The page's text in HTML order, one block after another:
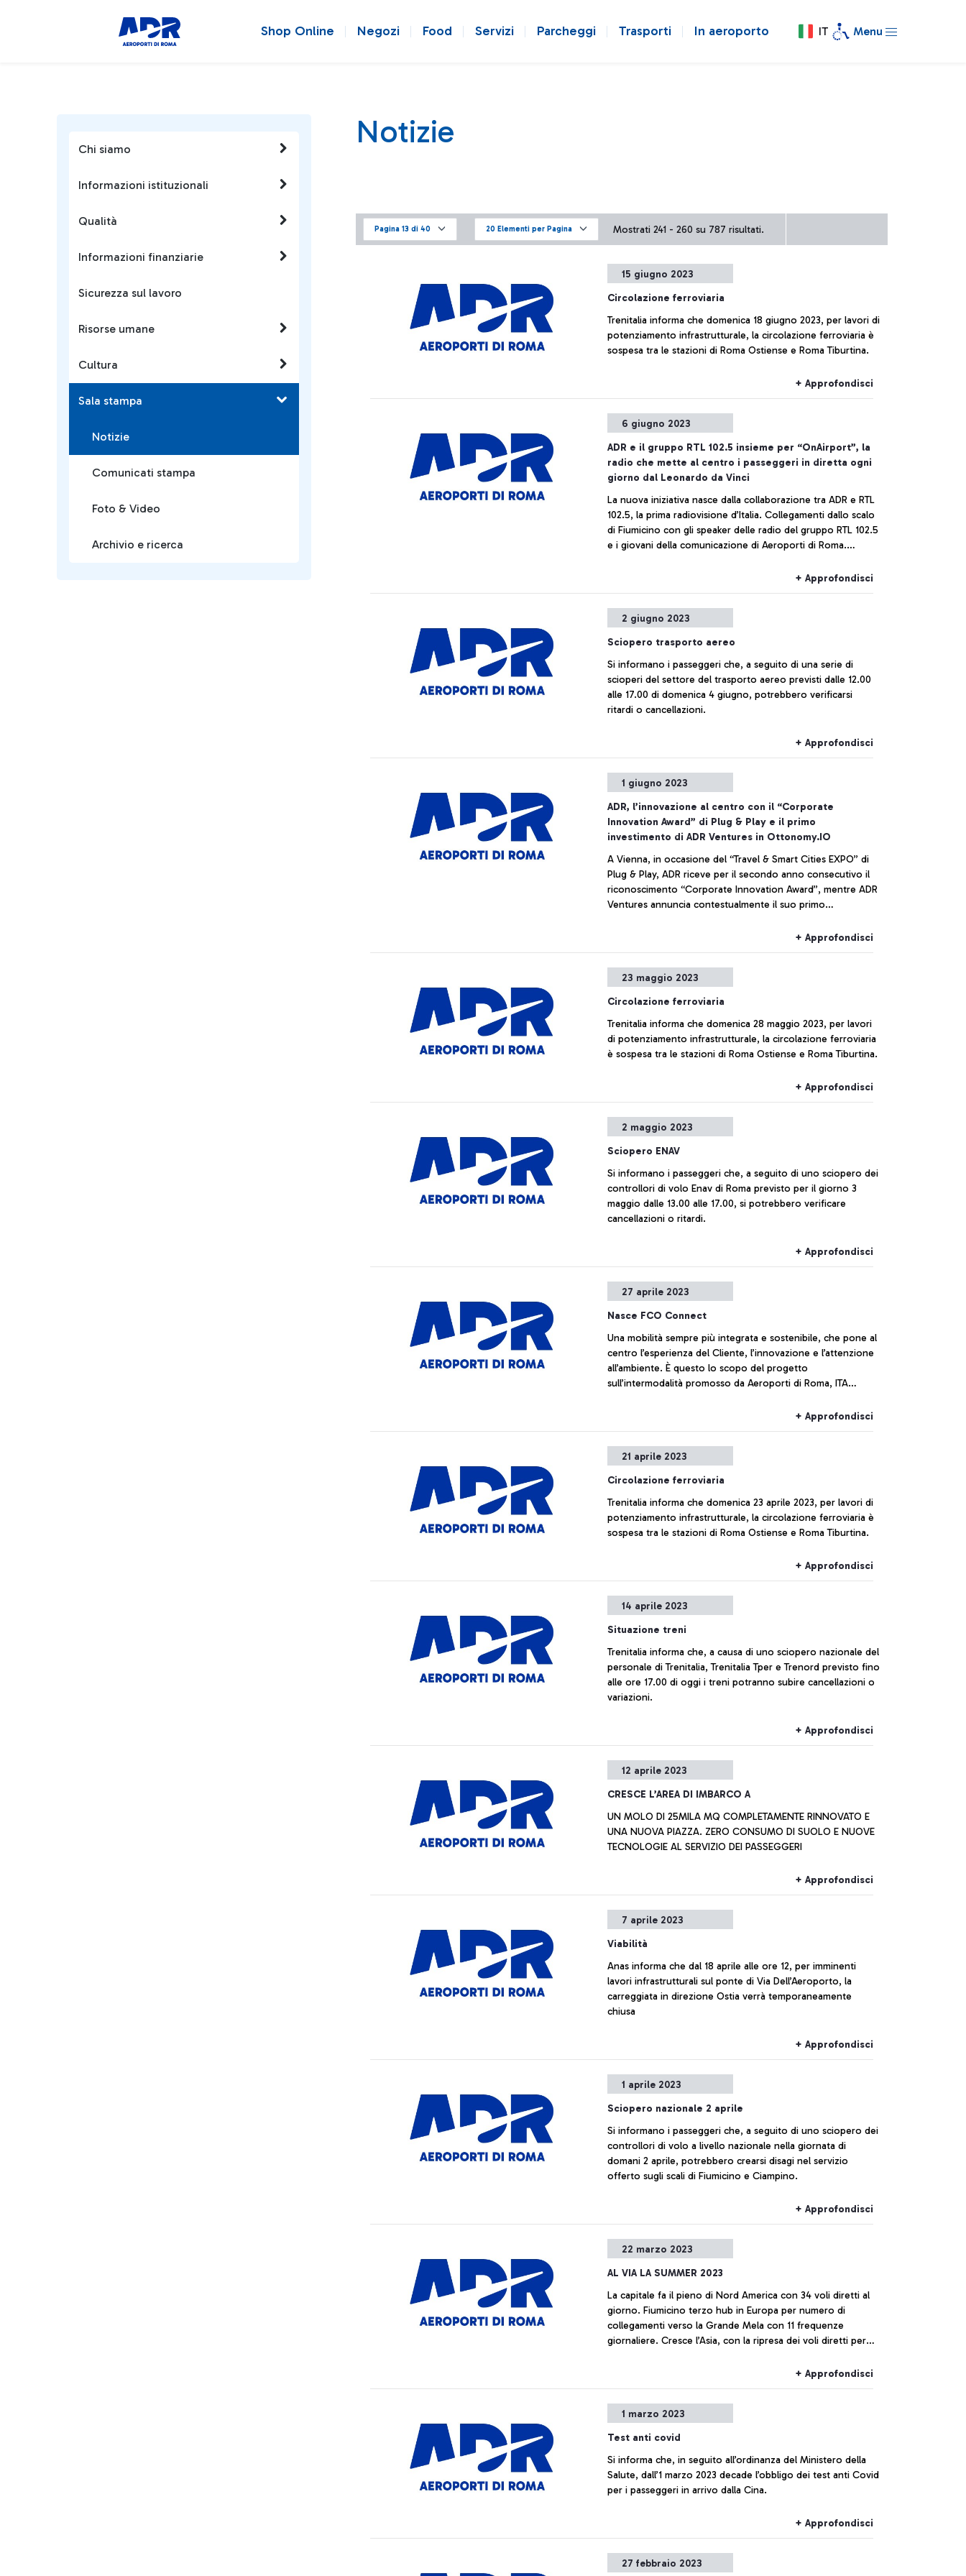
Shop Online Negozi Food Servizi Parcheggi Trasporti In aeroporto IT Menu
Chi siamo
Informazioni istituzionali
Qualità
Informazioni finanziarie
Sicurezza sul lavoro
Risorse umane
Cultura
Sala stampa
Notizie
Comunicati stampa
Foto & Video
Archivio e ricerca
Notizie
Pagina 13 di 40 20 Elementi per Pagina Mostrati 241 - 260 su 787 risultati.
15 giugno 2023
Circolazione ferroviaria
Trenitalia informa che domenica 18 giugno 2023, per lavori di
potenziamento infrastrutturale, la circolazione ferroviaria è
sospesa tra le stazioni di Roma Ostiense e Roma Tiburtina.
+ Approfondisci
6 giugno 2023
ADR e il gruppo RTL 102.5 insieme per “OnAirport”, la
radio che mette al centro i passeggeri in diretta ogni
giorno dal Leonardo da Vinci
La nuova iniziativa nasce dalla collaborazione tra ADR e RTL
102.5, la prima radiovisione d’Italia. Collegamenti dallo scalo
di Fiumicino con gli speaker delle radio del gruppo RTL 102.5
e i giovani della comunicazione di Aeroporti di Roma.
di tre autorevoli atenei che ospitano radio universitarie: La
Sapienza Università di Roma, Luiss Guido Carli e Università
degli Studi di Teramo, che si cimenteranno come speaker
radiofonici negli studi situati nella nuova piazza del Terminal
1.
+ Approfondisci
2 giugno 2023
Sciopero trasporto aereo
Si informano i passeggeri che, a seguito di una serie di
scioperi del settore del trasporto aereo previsti dalle 12.00
alle 17.00 di domenica 4 giugno, potrebbero verificarsi
ritardi o cancellazioni.
+ Approfondisci
1 giugno 2023
ADR, l’innovazione al centro con il “Corporate
Innovation Award” di Plug & Play e il primo
investimento di ADR Ventures in Ottonomy.IO
A Vienna, in occasione del “Travel & Smart Cities EXPO” di
Plug & Play, ADR riceve per il secondo anno consecutivo il
riconoscimento “Corporate Innovation Award”, mentre ADR
Ventures annuncia contestualmente il suo primo
del futuro sempre più digital e a servizio del passeggero.
+ Approfondisci
23 maggio 2023
Circolazione ferroviaria
Trenitalia informa che domenica 28 maggio 2023, per lavori
di potenziamento infrastrutturale, la circolazione ferroviaria
è sospesa tra le stazioni di Roma Ostiense e Roma Tiburtina.
+ Approfondisci
2 maggio 2023
Sciopero ENAV
Si informano i passeggeri che, a seguito di uno sciopero dei
controllori di volo Enav di Roma previsto per il giorno 3
maggio dalle 13.00 alle 17.00, si potrebbero verificare
cancellazioni o ritardi.
+ Approfondisci
27 aprile 2023
Nasce FCO Connect
Una mobilità sempre più integrata e sostenibile, che pone al
centro l’esperienza del Cliente, l’innovazione e l’attenzione
all’ambiente. È questo lo scopo del progetto
sull’intermodalità promosso da Aeroporti di Roma, ITA
nuovo prodotto “treno + aereo” che consente ai
passeggeri di semplificare la propria esperienza di viaggio
combinando la tratta ferroviaria e quella aerea con un
biglietto combinato e un check – in già in stazione presso i
banchi dedicati nell’Aeroporto Leonardo da Vinci.
+ Approfondisci
21 aprile 2023
Circolazione ferroviaria
Trenitalia informa che domenica 23 aprile 2023, per lavori di
potenziamento infrastrutturale, la circolazione ferroviaria è
sospesa tra le stazioni di Roma Ostiense e Roma Tiburtina.
+ Approfondisci
14 aprile 2023
Situazione treni
Trenitalia informa che, a causa di uno sciopero nazionale del
personale di Trenitalia, Trenitalia Tper e Trenord previsto fino
alle ore 17.00 di oggi i treni potranno subire cancellazioni o
variazioni.
+ Approfondisci
12 aprile 2023
CRESCE L’AREA DI IMBARCO A
UN MOLO DI 25MILA MQ COMPLETAMENTE RINNOVATO E
UNA NUOVA PIAZZA. ZERO CONSUMO DI SUOLO E NUOVE
TECNOLOGIE AL SERVIZIO DEI PASSEGGERI
+ Approfondisci
7 aprile 2023
Viabilità
Anas informa che dal 18 aprile alle ore 12, per imminenti
lavori infrastrutturali sul ponte di Via Dell’Aeroporto, la
carreggiata in direzione Ostia verrà temporaneamente
chiusa
+ Approfondisci
1 aprile 2023
Sciopero nazionale 2 aprile
Si informano i passeggeri che, a seguito di uno sciopero dei
controllori di volo a livello nazionale nella giornata di
domani 2 aprile, potrebbero crearsi disagi nel servizio
offerto sugli scali di Fiumicino e Ciampino.
+ Approfondisci
22 marzo 2023
AL VIA LA SUMMER 2023
La capitale fa il pieno di Nord America con 34 voli diretti al
giorno. Fiumicino terzo hub in Europa per numero di
collegamenti verso la Grande Mela con 11 frequenze
giornaliere. Cresce l’Asia, con la ripresa dei voli diretti per
verso la Corea, Singapore, India e Giappone.+ Approfondisci
1 marzo 2023
Test anti covid
Si informa che, in seguito all’ordinanza del Ministero della
Salute, dall’1 marzo 2023 decade l’obbligo dei test anti Covid
per i passeggeri in arrivo dalla Cina.
+ Approfondisci
27 febbraio 2023